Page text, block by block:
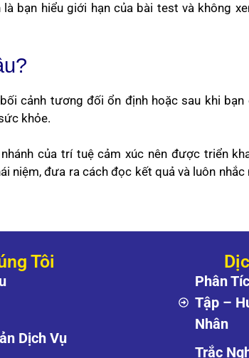
bạn hiểu giới hạn của bài test và không
cảnh tương đối ổn định hoặc sau khi bạn
khỏe.
của trí tuệ cảm xúc nên được triển
niệm, đưa ra cách đọc kết quả và luôn nhắc
Tôi
Dịch Vụ
Phân
Tập –
Nhân
Trắc